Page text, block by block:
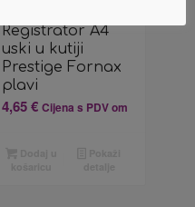
Registrator A4
uski u kutiji
Prestige Fornax
plavi
4,65€ Cijena s PDV om